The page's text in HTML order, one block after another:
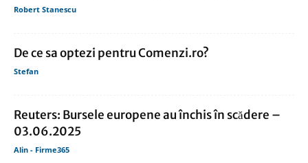
Robert Stanescu
De ce sa optezi pentru Comenzi.ro?
Stefan
Reuters: Bursele europene au închis în scădere –
03.06.2025
Alin - Firme365